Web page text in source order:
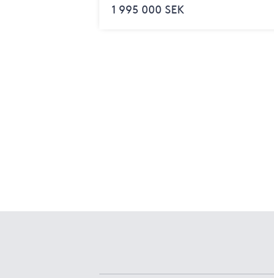
1 995 000 SEK